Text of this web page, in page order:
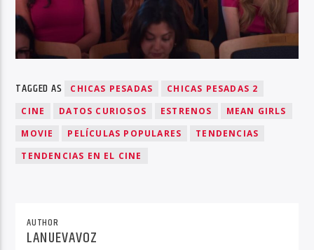
TAGGED AS CHICAS PESADAS
CHICAS PESADAS 2
CINE
DATOS CURIOSOS ESTRENOS
MEAN GIRLS
MOVIE
PELÍCULAS POPULARES
TENDENCIAS
TENDENCIAS EN EL CINE
AUTHOR
LANUEVAVOZ